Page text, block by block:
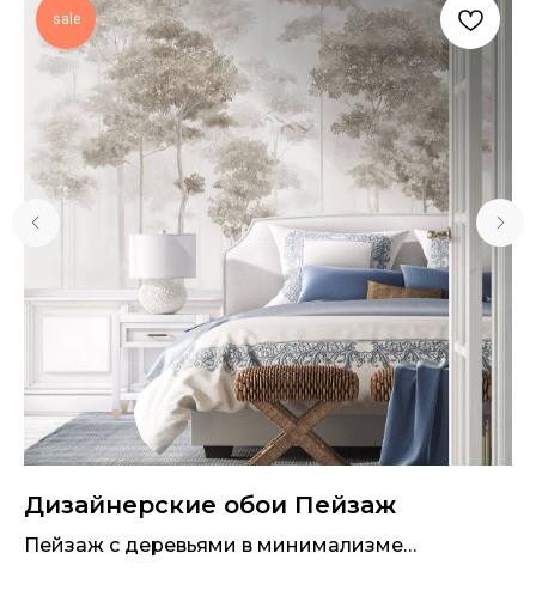
sale
Дизайнерские обои Пейзаж
Пейзаж с деревьями в минимализме